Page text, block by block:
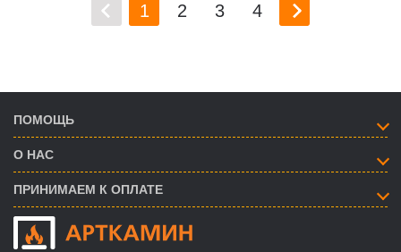
1 2 3 4
ПОМОЩЬ
О НАС
ПРИНИМАЕМ К ОПЛАТЕ